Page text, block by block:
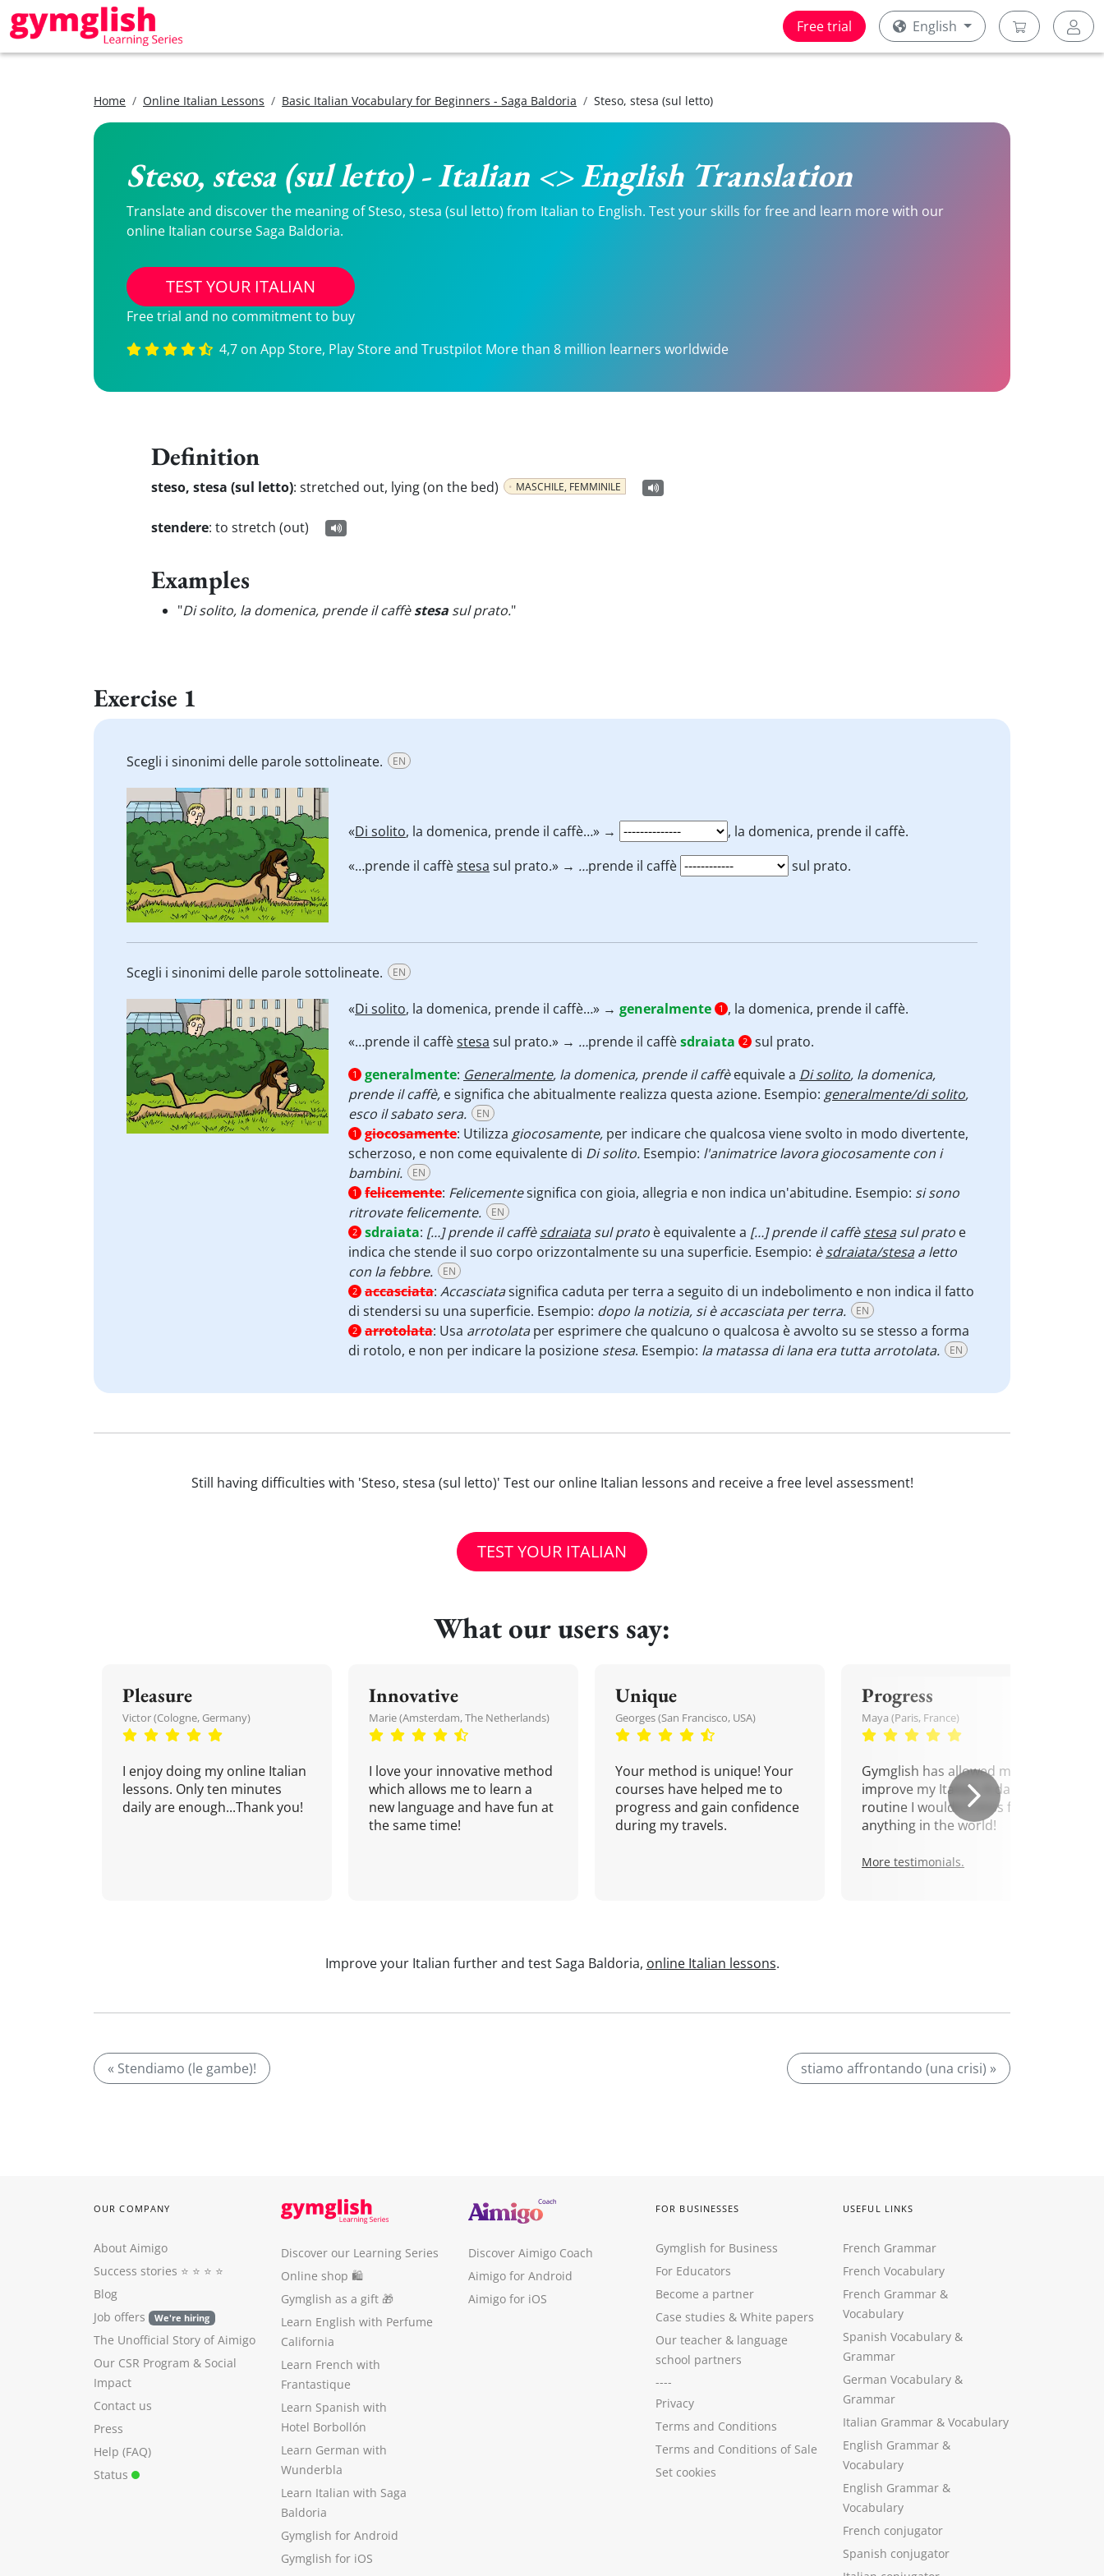
Free trial English
Home Online Italian Lessons Basic Italian Vocabulary for Beginners - Saga Baldoria Steso, stesa (sul letto)
Steso, stesa (sul letto) - Italian <> English Translation
Translate and discover the meaning of Steso, stesa (sul letto) from Italian to English. Test your skills for free and learn more with our
online Italian course Saga Baldoria.
TEST YOUR ITALIAN
Free trial and no commitment to buy
4,7 on App Store, Play Store and Trustpilot More than 8 million learners worldwide
Definition
steso, stesa (sul letto): stretched out, lying (on the bed) MASCHILE, FEMMINILE
stendere: to stretch (out)
Examples
"Di solito, la domenica, prende il caffèstesa sul prato."
Exercise 1
Scegli i sinonimi delle parole sottolineate. EN
«Di solito, la domenica, prende il caffè…» →
, la domenica, prende il caffè.
«…prende il caffèstesa sul prato.» → …prende il caffè sul prato.
Scegli i sinonimi delle parole sottolineate. EN
«Di solito, la domenica, prende il caffè…» → generalmente 1 , la domenica, prende il caffè.
«…prende il caffèstesa sul prato.» → …prende il caffèsdraiata 2 sul prato.
1 generalmente: Generalmente, la domenica, prende il caffèequivale a Di solito, la domenica,
prende il caffè, e significa che abitualmente realizza questa azione. Esempio: generalmente/di solito,
esco il sabato sera.
EN
1 giocosamente: Utilizza giocosamente, per indicare che qualcosa viene svolto in modo divertente,
scherzoso, e non come equivalente di Di solito. Esempio: l'animatrice lavora giocosamente con i
bambini.
EN
1 felicemente: Felicementesignifica con gioia, allegria e non indica un'abitudine. Esempio: si sono
ritrovate felicemente.
EN
2 sdraiata: […] prende il caffèsdraiatasul prato è equivalente a […] prende il caffèstesasul prato e
indica che stende il suo corpo orizzontalmente su una superficie. Esempio: èsdraiata/stesaa letto
con la febbre.
EN
2 accasciata: Accasciatasignifica caduta per terra a seguito di un indebolimento e non indica il fatto
di stendersi su una superficie. Esempio: dopo la notizia, si è accasciata per terra. EN
2 arrotolata: Usa arrotolataper esprimere che qualcuno o qualcosa è avvolto su se stesso a forma
di rotolo, e non per indicare la posizione stesa. Esempio: la matassa di lana era tutta arrotolata. EN
Still having difficulties with 'Steso, stesa (sul letto)' Test our online Italian lessons and receive a free level assessment!
TEST YOUR ITALIAN
What our users say:
Pleasure
Victor (Cologne, Germany)
I enjoy doing my online Italian
lessons. Only ten minutes
daily are enough...Thank you!
Innovative
Marie (Amsterdam, The Netherlands)
I love your innovative method
which allows me to learn a
new language and have fun at
the same time!
Unique
Georges (San Francisco, USA)
Your method is unique! Your
courses have helped me to
progress and gain confidence
during my travels.
Progress
Maya (Paris, France)
Gymglish has allowed me to
improve my Italian. A daily
routine I wouldn't miss for
anything in the world!
More testimonials.
Improve your Italian further and test Saga Baldoria, online Italian lessons.
« Stendiamo (le gambe)! stiamo affrontando (una crisi) »
OUR COMPANY
About Aimigo
Success stories ⭐️ ⭐️ ⭐️ ⭐️
Blog
Job offers
We're hiring
The Unofficial Story of Aimigo
Our CSR Program & Social
Impact
Contact us
Press
Help (FAQ)
Status
Discover our Learning Series
Online shop 🛍
Gymglish as a gift 🎁
Learn English with Perfume
California
Learn French with
Frantastique
Learn Spanish with
Hotel Borbollón
Learn German with
Wunderbla
Learn Italian with Saga
Baldoria
Gymglish for Android
Gymglish for iOS
Discover Aimigo Coach
Aimigo for Android
Aimigo for iOS
FOR BUSINESSES
Gymglish for Business
For Educators
Become a partner
Case studies & White papers
Our teacher & language
school partners
----
Privacy
Terms and Conditions
Terms and Conditions of Sale
Set cookies
USEFUL LINKS
French Grammar
French Vocabulary
French Grammar &
Vocabulary
Spanish Vocabulary &
Grammar
German Vocabulary &
Grammar
Italian Grammar & Vocabulary
English Grammar &
Vocabulary
English Grammar &
Vocabulary
French conjugator
Spanish conjugator